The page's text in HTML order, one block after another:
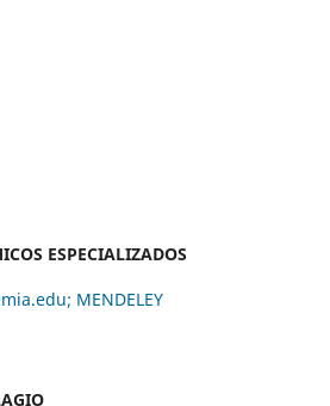
ESPECIALIZADOS
MENDELEY